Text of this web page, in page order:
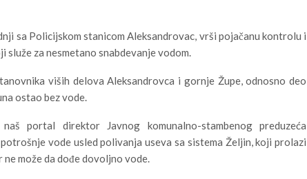
sa Policijskom stanicom Aleksandrovac, vrši pojačanu kontrolu i
za nesmetano snabdevanje vodom.
viših delova Aleksandrovca i gornje Župe, odnosno deo
ostao bez vode.
portal direktor Javnog komunalno-stambenog preduzeća
vode usled polivanja useva sa sistema Željin, koji prolazi
može da dođe dovoljno vode.